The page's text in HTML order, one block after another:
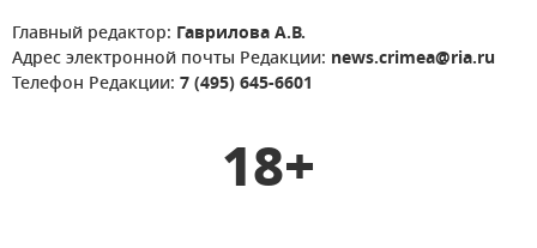
Главный редактор: Гаврилова А.В.
Адрес электронной почты Редакции: news.crimea@ria.ru
Телефон Редакции: 7 (495) 645-6601
18+